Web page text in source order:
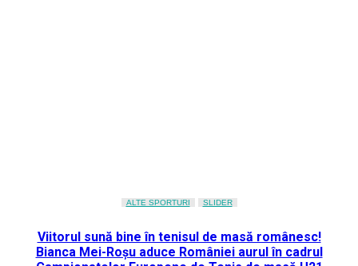
ALTE SPORTURI SLIDER
Viitorul sună bine în tenisul de masă românesc!
Bianca Mei-Roșu aduce României aurul în cadrul